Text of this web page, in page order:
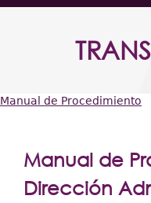
está
aquí
Manual de Procedimiento
Manual de
Dirección